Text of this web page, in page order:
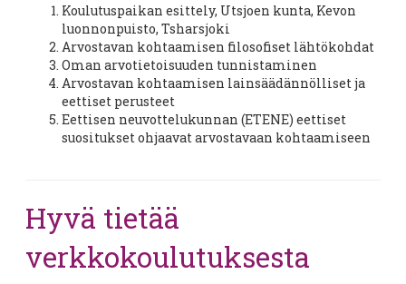
Koulutuspaikan esittely, Utsjoen kunta, Kevon
luonnonpuisto, Tsharsjoki
Arvostavan kohtaamisen filosofiset lähtökohdat
Oman arvotietoisuuden tunnistaminen
Arvostavan kohtaamisen lainsäädännölliset ja
eettiset perusteet
Eettisen neuvottelukunnan (ETENE) eettiset
suositukset ohjaavat arvostavaan kohtaamiseen
Hyvä tietää
verkkokoulutuksesta